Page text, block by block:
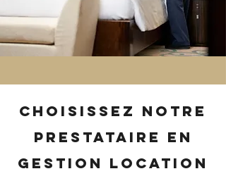
Choisissez notre
prestataire en
gestion location